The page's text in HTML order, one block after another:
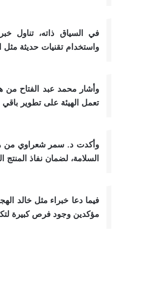
في السياق ذاته، تناول
واستخدام تقنيات حديثة مثل
وأشار محمد عبد الفتاح من
تعمل الهيئة على تطوير
وأكدت د. سمر شعراوي من
السلامة، لضمان نفاذ المنتج
مؤكدين وجود فرص كبيرة